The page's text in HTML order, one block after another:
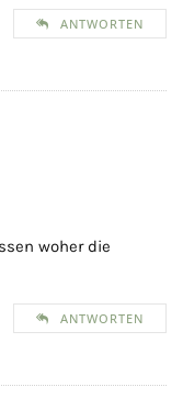
ANTWORTEN
woher die
ANTWORTEN